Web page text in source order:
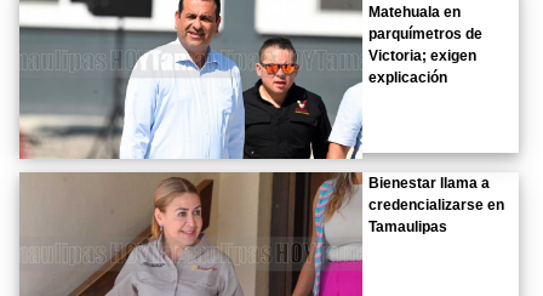
Matehuala en
parquímetros de
Victoria; exigen
explicación
Bienestar llama a
credencializarse en
Tamaulipas